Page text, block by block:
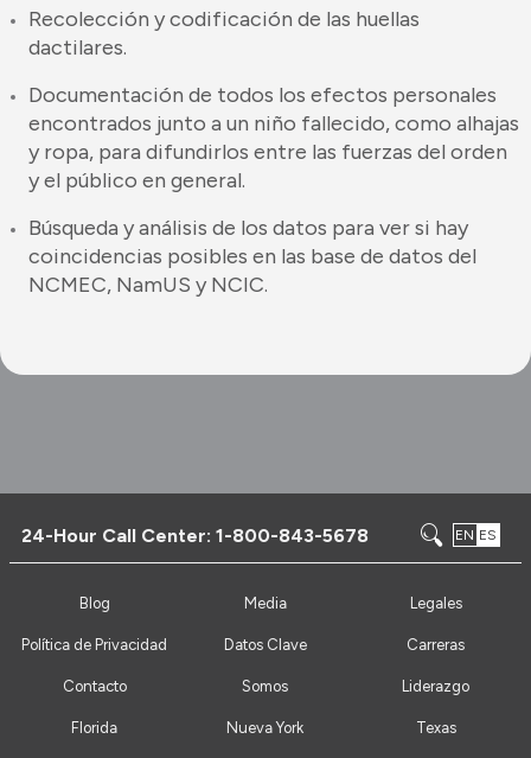
Recolección y codificación de las huellas
dactilares.
Documentación de todos los efectos personales
encontrados junto a un niño fallecido, como alhajas
y ropa, para difundirlos entre las fuerzas del orden
y el público en general.
Búsqueda y análisis de los datos para ver si hay
coincidencias posibles en las base de datos del
NCMEC, NamUS y NCIC.
24-Hour Call Center:1-800-843-5678 EN ES
Blog Media Legales
Política de Privacidad Datos Clave Carreras
Contacto Somos Liderazgo
Florida Nueva York Texas